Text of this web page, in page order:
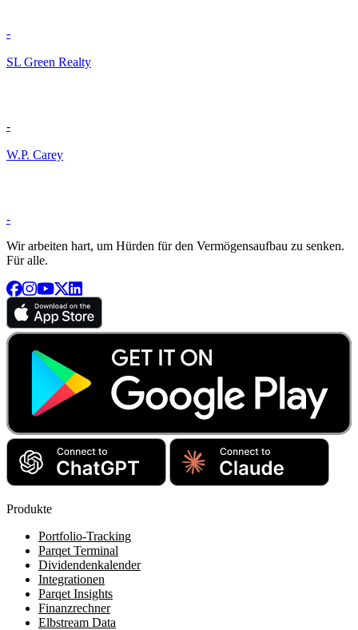
-
SL Green Realty
-
W.P. Carey
-
Wir arbeiten hart, um Hürden für den Vermögensaufbau zu senken.
Für alle.
Produkte
Portfolio-Tracking
Parqet Terminal
Dividendenkalender
Integrationen
Parqet Insights
Finanzrechner
Elbstream Data